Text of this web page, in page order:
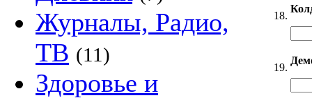
Журналы, Радио,
ТВ (11)
Здоровье и
18.
19.